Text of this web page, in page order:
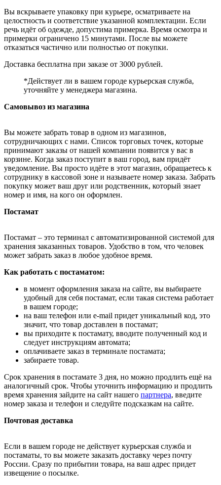
Вы вскрываете упаковку при курьере, осматриваете на
целостность и соответствие указанной комплектации. Если
речь идёт об одежде, допустима примерка. Время осмотра и
примерки ограничено 15 минутами. После вы можете
отказаться частично или полностью от покупки.
Доставка бесплатна при заказе от 3000 рублей.
*Действует ли в вашем городе курьерская служба,
уточняйте у менеджера магазина.
Самовывоз из магазина
Вы можете забрать товар в одном из магазинов,
сотрудничающих с нами. Список торговых точек, которые
принимают заказы от нашей компании появится у вас в
корзине. Когда заказ поступит в ваш город, вам придёт
уведомление. Вы просто идёте в этот магазин, обращаетесь к
сотруднику в кассовой зоне и называете номер заказа. Забрать
покупку может ваш друг или родственник, который знает
номер и имя, на кого он оформлен.
Постамат
Постамат – это терминал с автоматизированной системой для
хранения заказанных товаров. Удобство в том, что человек
может забрать заказ в любое удобное время.
Как работать с постаматом:
в момент оформления заказа на сайте, вы выбираете
удобный для себя постамат, если такая система работает
в вашем городе;
на ваш телефон или e-mail придет уникальный код, это
значит, что товар доставлен в постамат;
вы приходите к постамату, вводите полученный код и
следует инструкциям автомата;
оплачиваете заказ в терминале постамата;
забираете товар.
Срок хранения в постамате 3 дня, но можно продлить ещё на
аналогичный срок. Чтобы уточнить информацию и продлить
время хранения зайдите на сайт нашего партнера, введите
номер заказа и телефон и следуйте подсказкам на сайте.
Почтовая доставка
Если в вашем городе не действует курьерская служба и
постаматы, то вы можете заказать доставку через почту
России. Сразу по прибытии товара, на ваш адрес придет
извещение о посылке.